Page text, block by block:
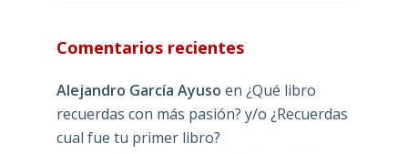
Comentarios recientes
Alejandro García Ayuso en ¿Qué libro
recuerdas con más pasión? y/o ¿Recuerdas
cual fue tu primer libro?